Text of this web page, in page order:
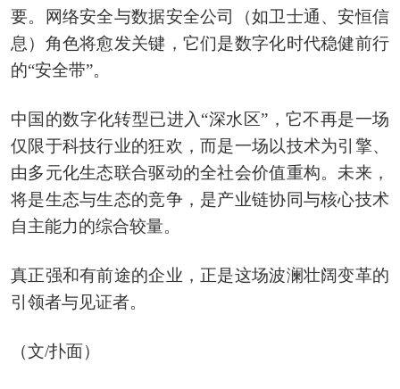
要。网络安全与数据安全公司（如卫士通、安恒信
息）角色将愈发关键，它们是数字化时代稳健前行
的“安全带”。
中国的数字化转型已进入“深水区”，它不再是一场
仅限于科技行业的狂欢，而是一场以技术为引擎、
由多元化生态联合驱动的全社会价值重构。未来，
将是生态与生态的竞争，是产业链协同与核心技术
自主能力的综合较量。
真正强和有前途的企业，正是这场波澜壮阔变革的
引领者与见证者。
（文/扑面）